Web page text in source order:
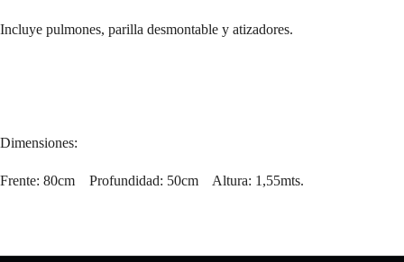
Incluye pulmones, parilla desmontable y atizadores.
Dimensiones:
Frente: 80cm Profundidad: 50cm Altura: 1,55mts.